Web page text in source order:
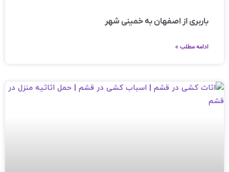
باربری از اصفهان به خمینی شهر
ادامه مطلب »